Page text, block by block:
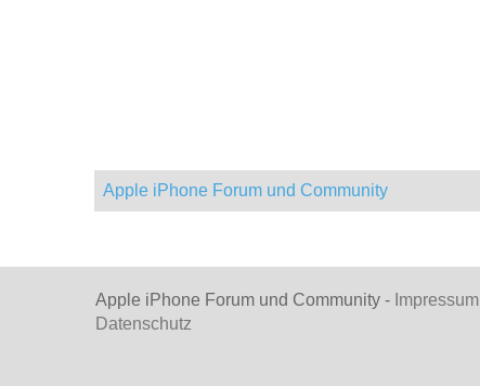
Apple iPhone Forum und Community
Apple iPhone Forum und Community - Impressum
Datenschutz